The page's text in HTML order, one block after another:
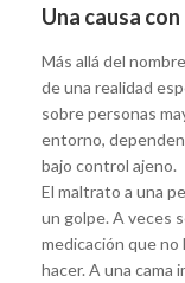
Una causa
Más allá del
de una realidad
sobre personas
entorno,
bajo control ajeno.
El maltrato a una
un golpe. A veces
medicación que no
hacer. A una cama